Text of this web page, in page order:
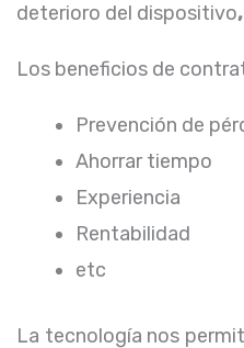
deterioro del dispositivo,
Los beneficios de
Prevención de
Ahorrar tiempo
Experiencia
Rentabilidad
etc
La tecnología nos